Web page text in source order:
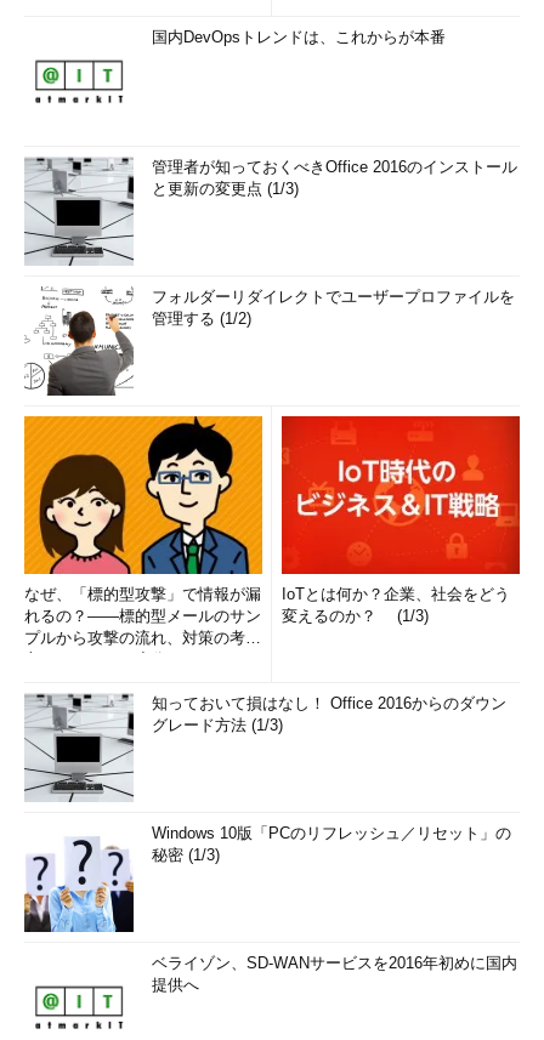
国内DevOpsトレンドは、これからが本番
管理者が知っておくべきOffice 2016のインストール
と更新の変更点 (1/3)
フォルダーリダイレクトでユーザープロファイルを
管理する (1/2)
なぜ、「標的型攻撃」で情報が漏
れるの？――標的型メールのサン
プルから攻撃の流れ、対策の考え
IoTとは何か？企業、社会をどう
変えるのか？ (1/3)
知っておいて損はなし！ Office 2016からのダウン
グレード方法 (1/3)
Windows 10版「PCのリフレッシュ／リセット」の
秘密 (1/3)
ベライゾン、SD-WANサービスを2016年初めに国内
提供へ